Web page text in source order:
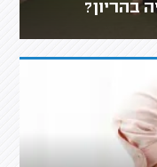
בהריון?